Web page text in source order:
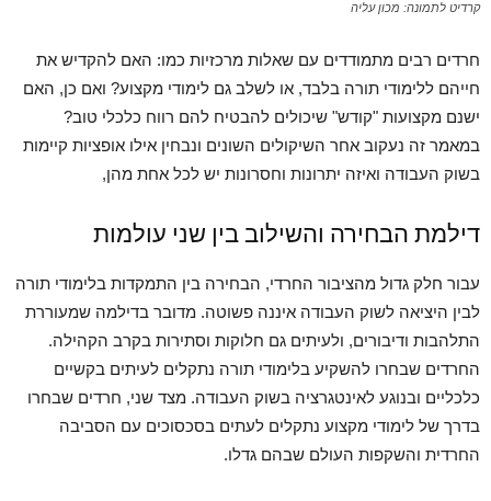
קרדיט לתמונה: מכון עליה
חרדים רבים מתמודדים עם שאלות מרכזיות כמו: האם להקדיש את
חייהם ללימודי תורה בלבד, או לשלב גם לימודי מקצוע? ואם כן, האם
ישנם מקצועות "קודש" שיכולים להבטיח להם רווח כלכלי טוב?
במאמר זה נעקוב אחר השיקולים השונים ונבחין אילו אופציות קיימות
בשוק העבודה ואיזה יתרונות וחסרונות יש לכל אחת מהן,
דילמת הבחירה והשילוב בין שני עולמות
עבור חלק גדול מהציבור החרדי, הבחירה בין התמקדות בלימודי תורה
לבין היציאה לשוק העבודה איננה פשוטה. מדובר בדילמה שמעוררת
התלהבות ודיבורים, ולעיתים גם חלוקות וסתירות בקרב הקהילה.
החרדים שבחרו להשקיע בלימודי תורה נתקלים לעיתים בקשיים
כלכליים ובנוגע לאינטגרציה בשוק העבודה. מצד שני, חרדים שבחרו
בדרך של לימודי מקצוע נתקלים לעתים בסכסוכים עם הסביבה
החרדית והשקפות העולם שבהם גדלו.